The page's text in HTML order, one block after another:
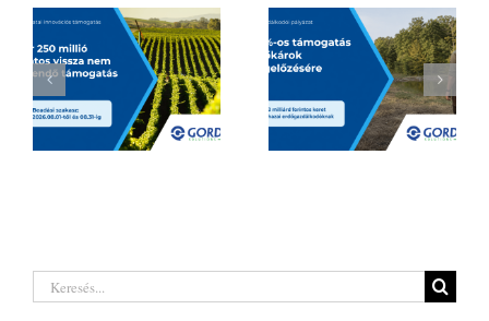
| Akár 250 millió
forintig
pályázat a hazai
termelőknek
Keresés...